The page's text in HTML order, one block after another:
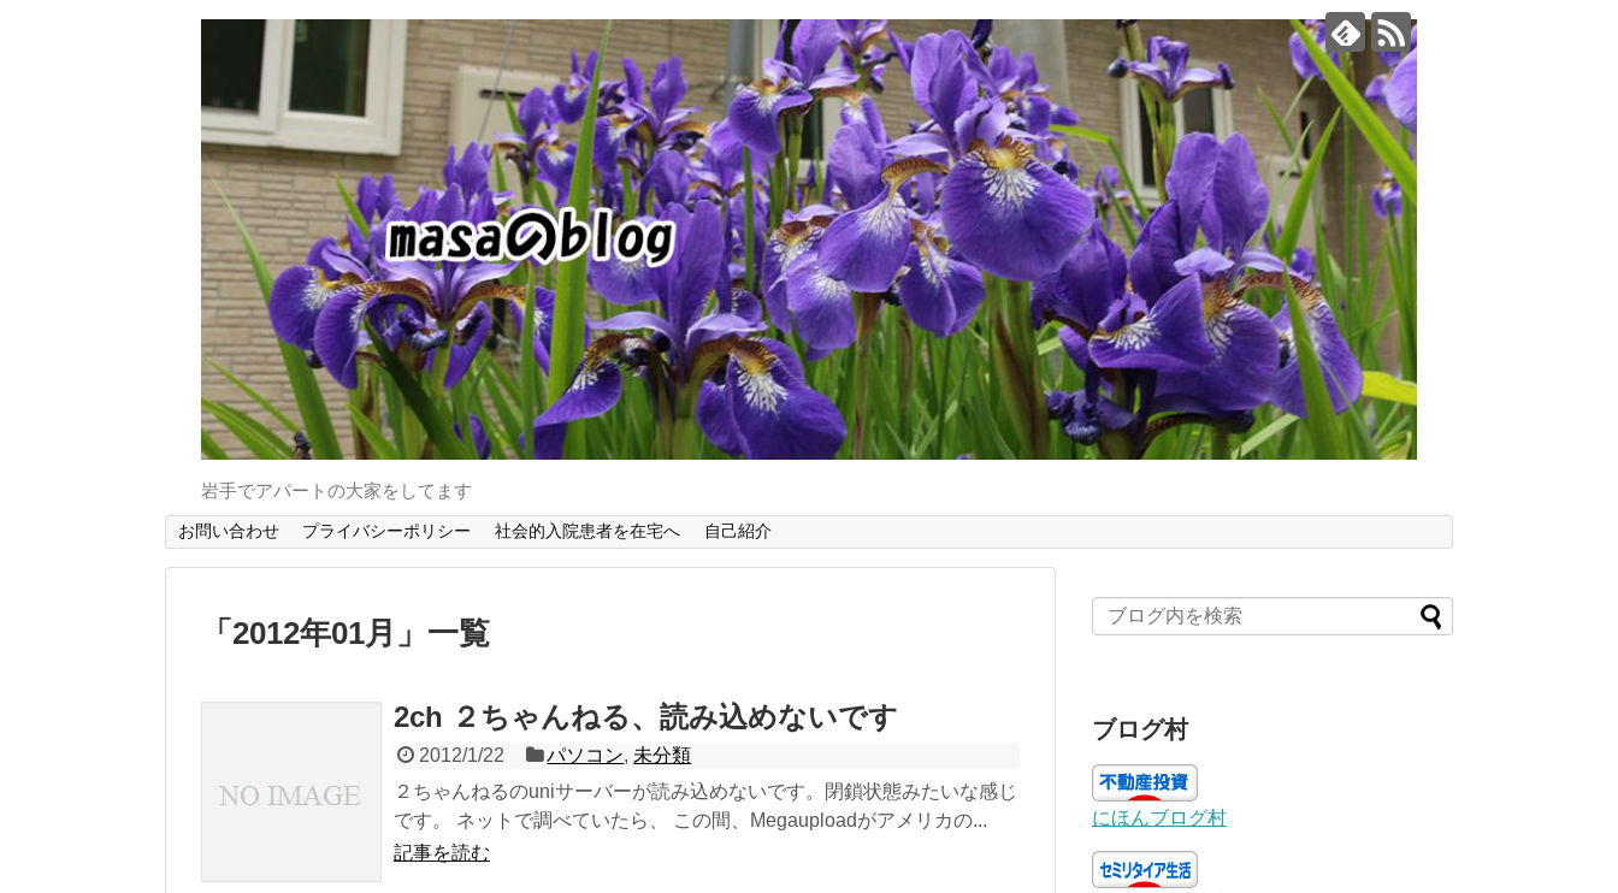
岩手でアパートの大家をしてます
お問い合わせ プライバシーポリシー 社会的入院患者を在宅へ 自己紹介
「 2012年01月 」 一覧
2ch ２ちゃんねる、読み込めないです
2012/1/22 パソコン, 未分類
２ちゃんねるのuniサーバーが読み込めないです。閉鎖状態みたいな感じ
です。 ネットで調べていたら、 この間、Megauploadがアメリカの...
記事を読む
ブログ村
にほんブログ村